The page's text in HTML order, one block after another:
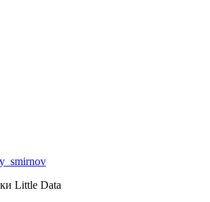
Little Data